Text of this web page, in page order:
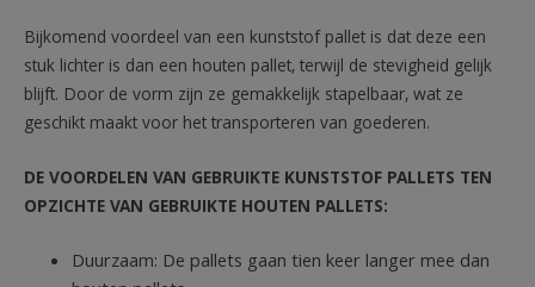
Bijkomend voordeel van een kunststof pallet is dat deze een
stuk lichter is dan een houten pallet, terwijl de stevigheid gelijk
blijft. Door de vorm zijn ze gemakkelijk stapelbaar, wat ze
geschikt maakt voor het transporteren van goederen.
DE VOORDELEN VAN GEBRUIKTE KUNSTSTOF PALLETS TEN
OPZICHTE VAN GEBRUIKTE HOUTEN PALLETS:
Duurzaam: De pallets gaan tien keer langer mee dan